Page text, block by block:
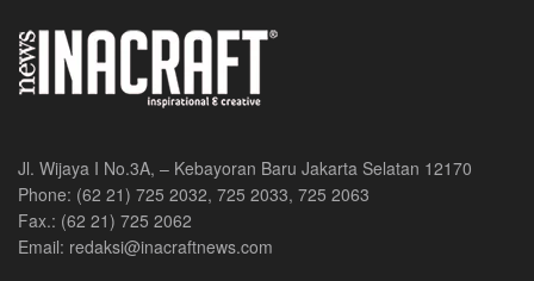
Jl. Wijaya I No.3A, – Kebayoran Baru Jakarta Selatan 12170
Phone: (62 21) 725 2032, 725 2033, 725 2063
Fax.: (62 21) 725 2062
Email: redaksi@inacraftnews.com